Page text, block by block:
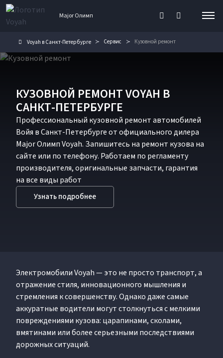
Major Олимп
Voyah в Санкт-Петербурге Сервис Кузовной ремонт
КУЗОВНОЙ РЕМОНТ VOYAH В
САНКТ-ПЕТЕРБУРГЕ
Профессиональный кузовной ремонт автомобилей
Войя в Санкт-Петербурге от официального дилера
Major Олимп Voyah. Запишитесь на ремонт кузова на
сайте или по телефону. Работаем по регламенту
производителя, оригинальные запчасти, гарантия
на все виды работ
Узнать подробнее
Электромобили Voyah — это не просто транспорт, а
отражение стиля, инновационного мышления и
стремления к совершенству. Однако даже самые
аккуратные водители могут столкнуться с мелкими
повреждениями кузова: царапинами, сколами,
вмятинами или более серьезными последствиями
дорожных ситуаций.